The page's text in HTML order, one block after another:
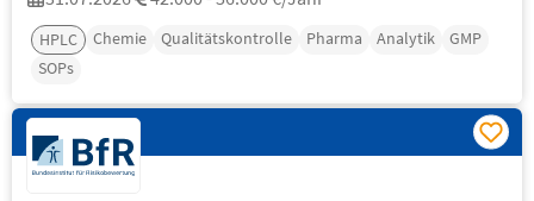
HPLC Chemie Qualitätskontrolle Pharma Analytik
GMP
SOPs